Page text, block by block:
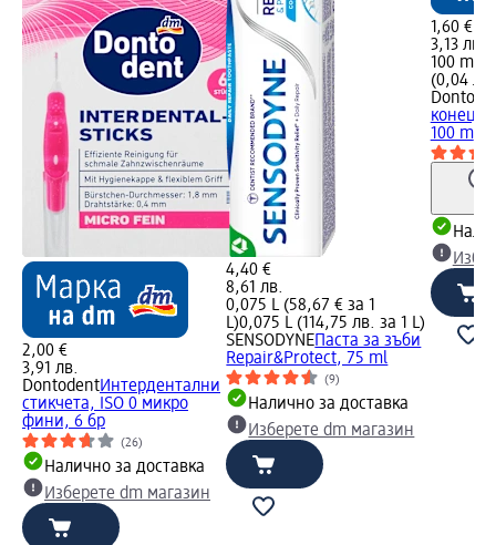
2,00 €
3,91 лв.
DontodentИнтердентални
стикчета, ISO 0 микро
фини, 6 бр
(26)
Налично за доставка
Изберете dm магазин
4,40 €
8,61 лв.
0,075 L (58,67 € за 1
L)0,075 L (114,75 лв. за 1 L)
SENSODYNEПаста за зъби
Repair&Protect, 75 ml
(9)
Налично за доставка
Изберете dm магазин
1,60 €
3,13 лв.
100 m
(0,04
конец
100 m